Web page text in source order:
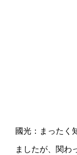
國光：まったく
ましたが、関わ